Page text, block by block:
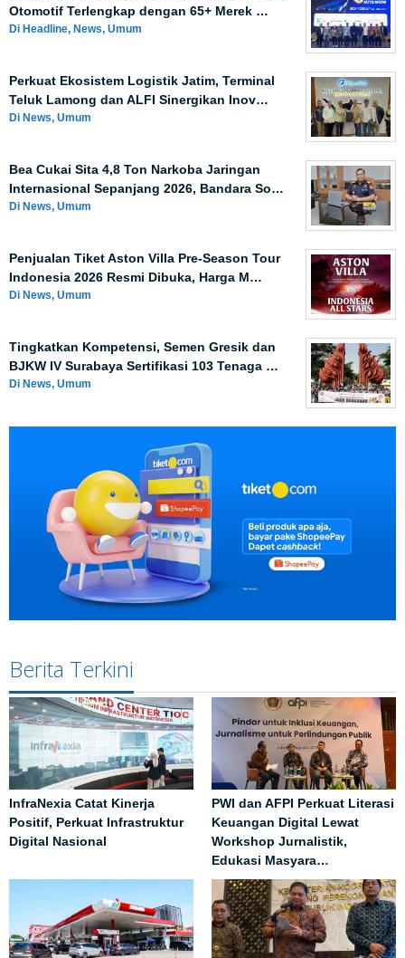
Otomotif Terlengkap dengan 65+ Merek …
Di Headline, News, Umum
Perkuat Ekosistem Logistik Jatim, Terminal
Teluk Lamong dan ALFI Sinergikan Inov…
Di News, Umum
Bea Cukai Sita 4,8 Ton Narkoba Jaringan
Internasional Sepanjang 2026, Bandara So…
Di News, Umum
Penjualan Tiket Aston Villa Pre-Season Tour
Indonesia 2026 Resmi Dibuka, Harga M…
Di News, Umum
Tingkatkan Kompetensi, Semen Gresik dan
BJKW IV Surabaya Sertifikasi 103 Tenaga …
Di News, Umum
Berita Terkini
InfraNexia Catat Kinerja
Positif, Perkuat Infrastruktur
Digital Nasional
PWI dan AFPI Perkuat Literasi
Keuangan Digital Lewat
Workshop Jurnalistik,
Edukasi Masyara…